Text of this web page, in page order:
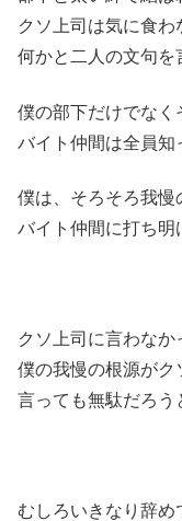
クソ上司は気に食わ
何かと二人の文句を
僕の部下だけでなく
バイト仲間は全員知
僕は、そろそろ我慢
バイト仲間に打ち明
クソ上司に言わなか
僕の我慢の根源がク
言っても無駄だろう
むしろいきなり辞め